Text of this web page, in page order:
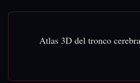
Atlas 3D del tronco